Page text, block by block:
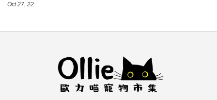
Oct 27, 22